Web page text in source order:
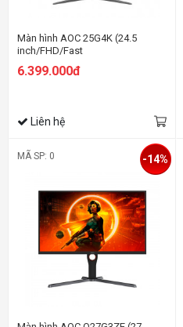
Màn hình AOC 25G4K (24.5
inch/FHD/Fast
IPS/420Hz/0.3ms)
6.399.000đ
Liên hệ
MÃ SP: 0 -14%